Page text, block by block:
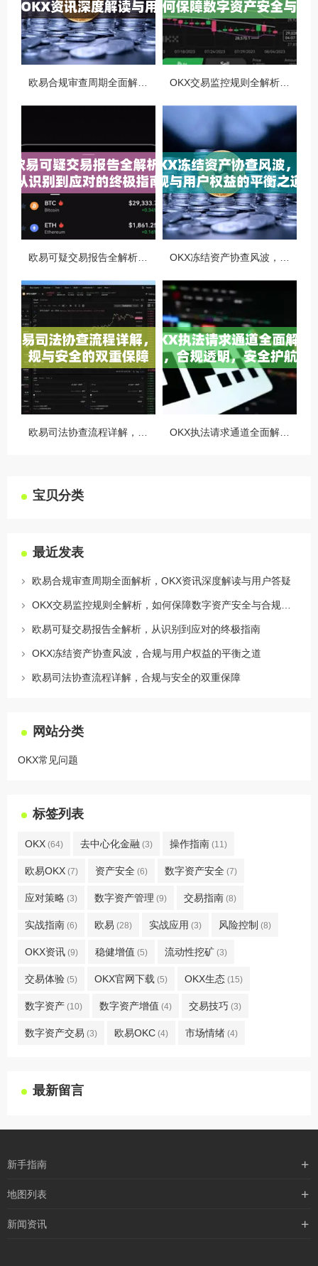
宝贝分类
最近发表
欧易合规审查周期全面解析，OKX资讯深度解读与用户答疑
欧易可疑交易报告全解析，从识别到应对的终极指南
OKX冻结资产协查风波，合规与用户权益的平衡之道
欧易司法协查流程详解，合规与安全的双重保障
网站分类
OKX常见问题
标签列表
OKX (64) 去中心化金融 (3) 操作指南 (11)
欧易OKX (7) 资产安全 (6) 数字资产安全 (7)
应对策略 (3) 数字资产管理 (9) 交易指南 (8)
实战指南 (6) 欧易 (28) 实战应用 (3) 风险控制 (8)
OKX资讯 (9) 稳健增值 (5) 流动性挖矿 (3)
交易体验 (5) OKX官网下载 (5) OKX生态 (15)
数字资产 (10) 数字资产增值 (4) 交易技巧 (3)
数字资产交易 (3) 欧易OKC (4) 市场情绪 (4)
最新留言
新手指南
购买流程
地图列表
最新文章
新闻资讯